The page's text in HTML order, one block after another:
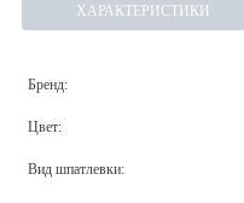
ХАРАКТЕРИСТИКИ
Бренд:
Цвет:
Вид шпатлевки: